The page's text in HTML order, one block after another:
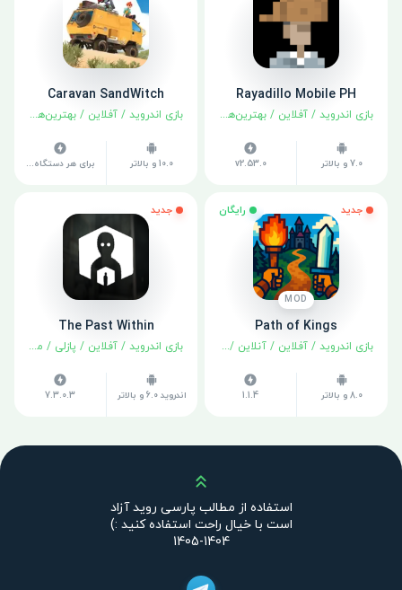
Rayadillo Mobile PH
بازی اندروید / آفلاین / بهترین‌ها / ماجراجویی
7.0 و بالاتر v2.53.0
Caravan SandWitch
بازی اندروید / آفلاین / بهترین‌ها /
10.0 و بالاتر برای هر دستگاه متفاوت است
جدید رایگان
MOD
Path of Kings
بازی اندروید / آفلاین / آنلاین / استراتژی /نقش آفرینی
8.0 و بالاتر 1.1.4
جدید
The Past Within
بازی اندروید / آفلاین / پازلی / ماجراجویی
اندروید 6.0 و بالاتر 7.3.0.3
بالا
استفاده از مطالب پارسی روید آزاد
است با خیال راحت استفاده کنید :)
1404-1405